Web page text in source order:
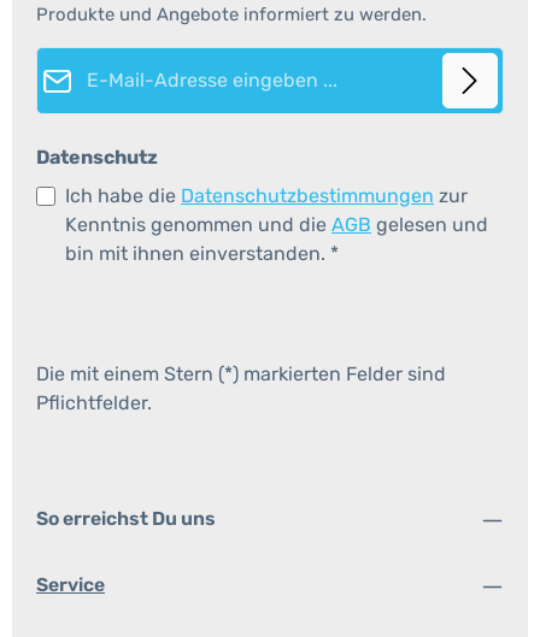
Produkte und Angebote informiert zu werden.
E-Mail-Adresse*
Datenschutz
Ich habe die Datenschutzbestimmungen zur
Kenntnis genommen und die AGB gelesen und
bin mit ihnen einverstanden. *
Die mit einem Stern (*) markierten Felder sind
Pflichtfelder.
So erreichst Du uns
Service